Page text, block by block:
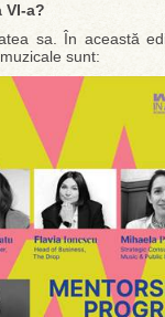
VI-a?
sa. În această
sunt: